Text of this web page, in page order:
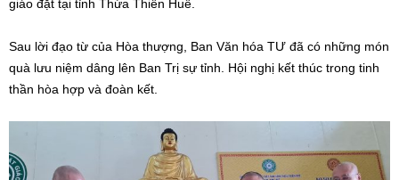
giáo đặt tại tỉnh Thừa Thiên Huế.
Sau lời đạo từ của Hòa thượng, Ban Văn hóa TƯ đã có những món
quà lưu niệm dâng lên Ban Trị sự tỉnh. Hội nghị kết thúc trong tinh
thần hòa hợp và đoàn kết.